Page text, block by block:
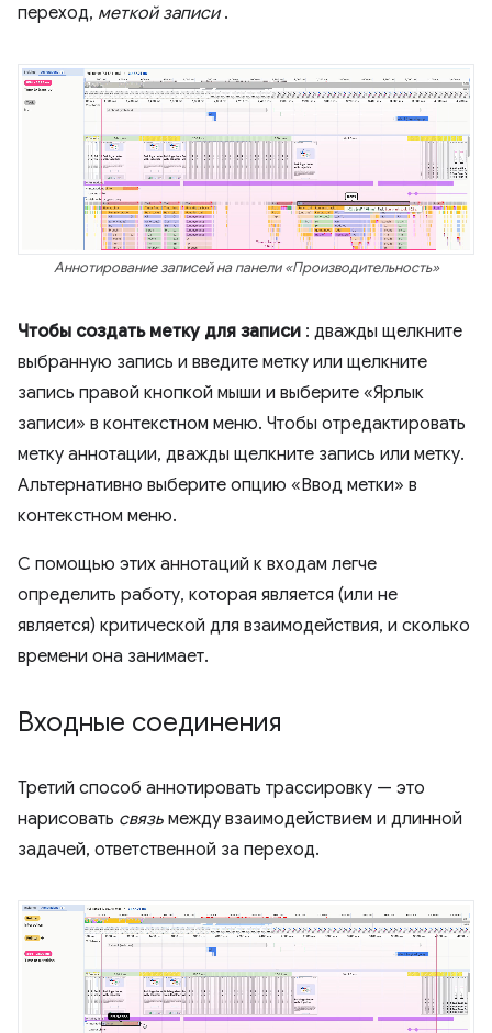
переход, меткой записи.
Аннотирование записей на панели «Производительность»
Чтобы создать метку для записи : дважды щелкните
выбранную запись и введите метку или щелкните
запись правой кнопкой мыши и выберите «Ярлык
записи» в контекстном меню. Чтобы отредактировать
метку аннотации, дважды щелкните запись или метку.
Альтернативно выберите опцию «Ввод метки» в
контекстном меню.
С помощью этих аннотаций к входам легче
определить работу, которая является (или не
является) критической для взаимодействия, и сколько
времени она занимает.
Входные соединения
Третий способ аннотировать трассировку — это
нарисовать связь между взаимодействием и длинной
задачей, ответственной за переход.